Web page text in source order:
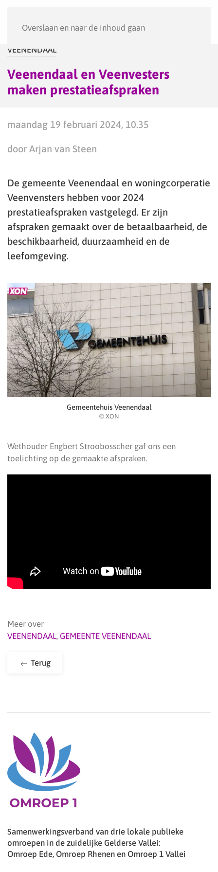
Overslaan en naar de inhoud gaan
VEENENDAAL
Veenendaal en Veenvesters
maken prestatieafspraken
maandag 19 februari 2024, 10.35
door Arjan van Steen
De gemeente Veenendaal en woningcorperatie
Veenvensters hebben voor 2024
prestatieafspraken vastgelegd. Er zijn
afspraken gemaakt over de betaalbaarheid, de
beschikbaarheid, duurzaamheid en de
leefomgeving.
Gemeentehuis Veenendaal
© XON
Wethouder Engbert Stroobosscher gaf ons een
toelichting op de gemaakte afspraken.
Meer over
VEENENDAAL, GEMEENTE VEENENDAAL
Terug
Samenwerkingsverband van drie lokale publieke
omroepen in de zuidelijke Gelderse Vallei:
Omroep Ede, Omroep Rhenen en Omroep 1 Vallei